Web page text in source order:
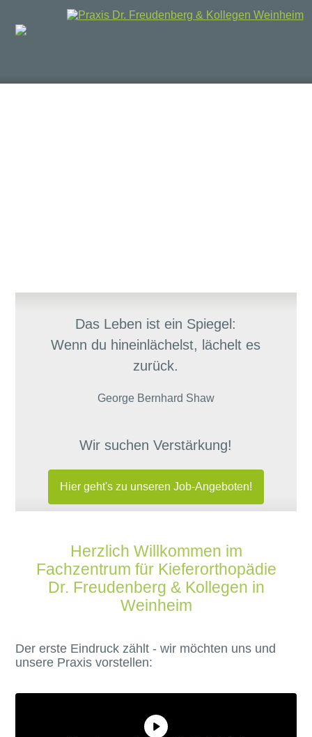
Das Leben ist ein Spiegel:
Wenn du hineinlächelst, lächelt es
zurück.
George Bernhard Shaw
Wir suchen Verstärkung!
Hier geht's zu unseren Job-Angeboten!
Herzlich Willkommen im
Fachzentrum für Kieferorthopädie
Dr. Freudenberg & Kollegen in
Weinheim
Der erste Eindruck zählt - wir möchten uns und
unsere Praxis vorstellen: